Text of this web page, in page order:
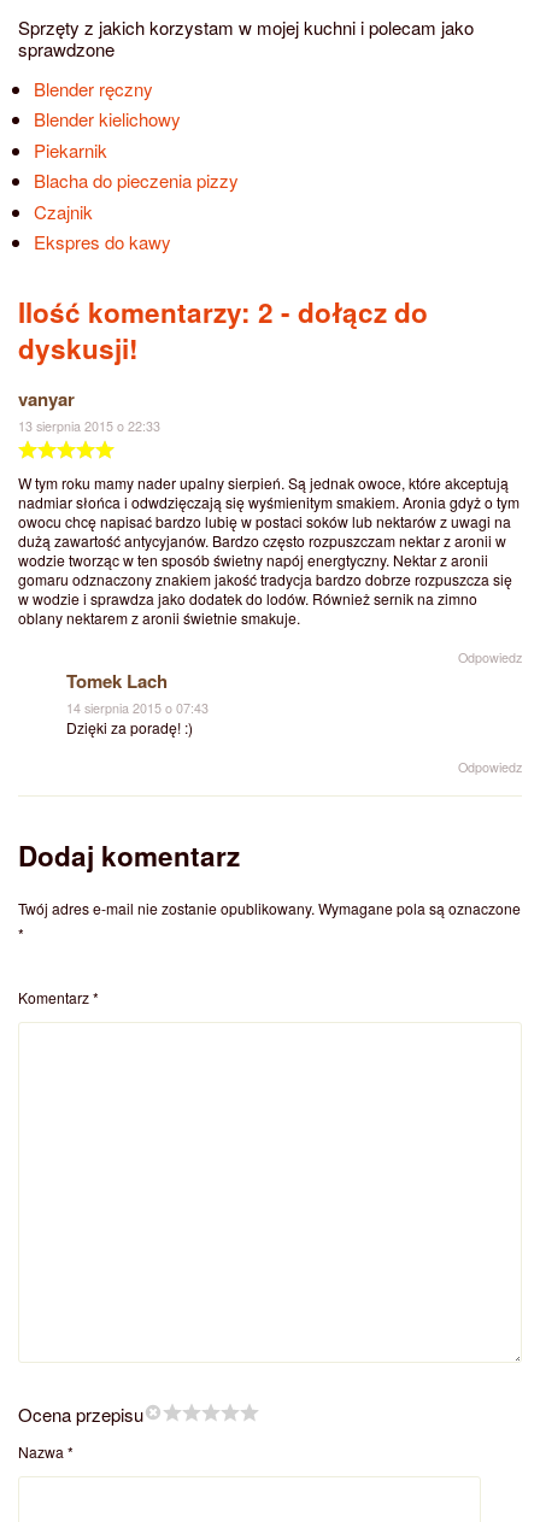
Sprzęty z jakich korzystam w mojej kuchni i polecam jako
sprawdzone
Blender ręczny
Blender kielichowy
Piekarnik
Blacha do pieczenia pizzy
Czajnik
Ekspres do kawy
Ilość komentarzy: 2 - dołącz do
dyskusji!
vanyar
13 sierpnia 2015 o 22:33
W tym roku mamy nader upalny sierpień. Są jednak owoce, które akceptują
nadmiar słońca i odwdzięczają się wyśmienitym smakiem. Aronia gdyż o tym
owocu chcę napisać bardzo lubię w postaci soków lub nektarów z uwagi na
dużą zawartość antycyjanów. Bardzo często rozpuszczam nektar z aronii w
wodzie tworząc w ten sposób świetny napój energtyczny. Nektar z aronii
gomaru odznaczony znakiem jakość tradycja bardzo dobrze rozpuszcza się
w wodzie i sprawdza jako dodatek do lodów. Również sernik na zimno
oblany nektarem z aronii świetnie smakuje.
Odpowiedz
Tomek Lach
14 sierpnia 2015 o 07:43
Dzięki za poradę! :)
Odpowiedz
Dodaj komentarz
Twój adres e-mail nie zostanie opublikowany. Wymagane pola są oznaczone
*
Komentarz*
Ocena przepisu
Nazwa *